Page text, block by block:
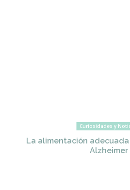
Curiosidades y
La alimentación
Alzheimer